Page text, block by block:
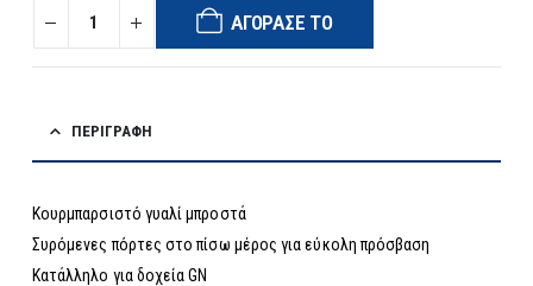
ΑΓΌΡΑΣΈ ΤΟ
ΠΕΡΙΓΡΑΦΉ
Κουρμπαρσιστό γυαλί μπροστά
Συρόμενες πόρτες στο πίσω μέρος για εύκολη πρόσβαση
Κατάλληλο για δοχεία GN